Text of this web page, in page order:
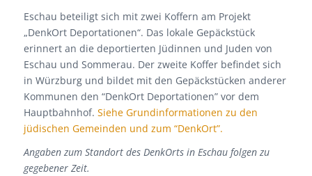
Eschau beteiligt sich mit zwei Koffern am Projekt
„DenkOrt Deportationen“. Das lokale Gepäckstück
erinnert an die deportierten Jüdinnen und Juden von
Eschau und Sommerau. Der zweite Koffer befindet sich
in Würzburg und bildet mit den Gepäckstücken anderer
Kommunen den “DenkOrt Deportationen” vor dem
Hauptbahnhof. Siehe Grundinformationen zu den
jüdischen Gemeinden und zum “DenkOrt”.
Angaben zum Standort des DenkOrts in Eschau folgen zu
gegebener Zeit.